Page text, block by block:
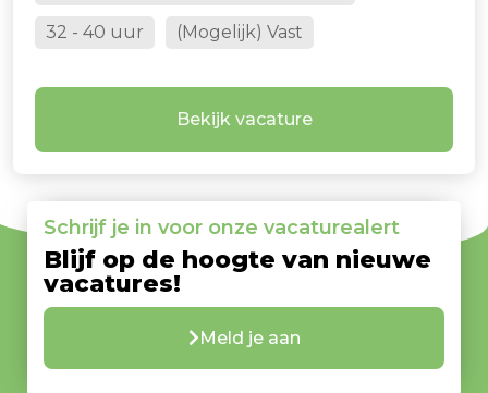
32 - 40 uur (Mogelijk) Vast
Bekijk vacature
Schrijf je in voor onze vacaturealert
Blijf op de hoogte van nieuwe
vacatures!
Meld je aan